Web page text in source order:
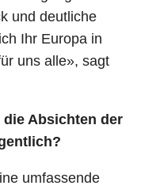
und deutliche
Ihr Europa in
uns alle», sagt
die Absichten der
umfassende